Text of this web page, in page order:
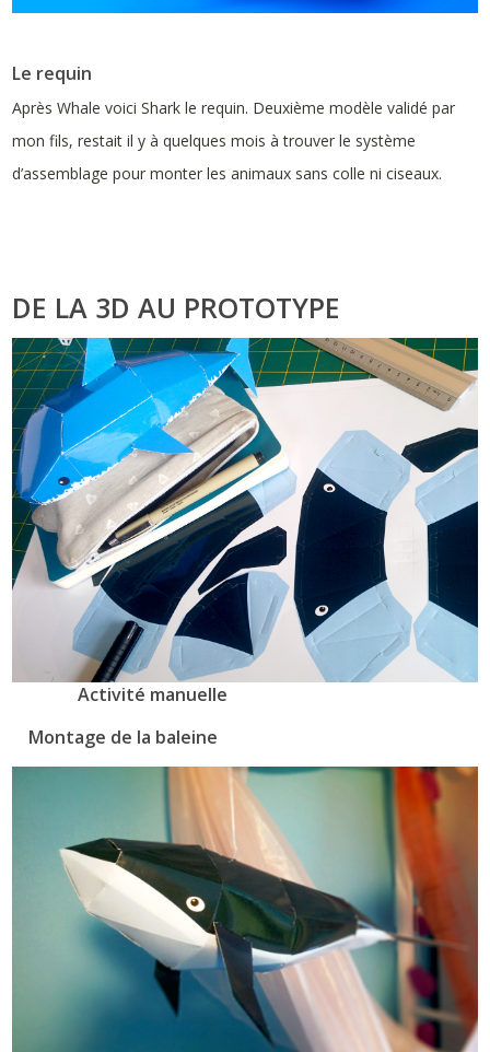
Le requin
Après Whale voici Shark le requin. Deuxième modèle validé par
mon fils, restait il y à quelques mois à trouver le système
d’assemblage pour monter les animaux sans colle ni ciseaux.
DE LA 3D AU PROTOTYPE
Activité manuelle
Montage de la baleine